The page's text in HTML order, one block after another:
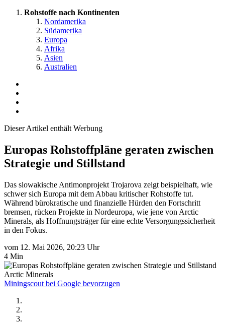
Rohstoffe nach Kontinenten
Nordamerika
Südamerika
Europa
Afrika
Asien
Australien
Dieser Artikel enthält Werbung
Europas Rohstoffpläne geraten zwischen
Strategie und Stillstand
Das slowakische Antimonprojekt Trojarova zeigt beispielhaft, wie
schwer sich Europa mit dem Abbau kritischer Rohstoffe tut.
Während bürokratische und finanzielle Hürden den Fortschritt
bremsen, rücken Projekte in Nordeuropa, wie jene von Arctic
Minerals, als Hoffnungsträger für eine echte Versorgungssicherheit
in den Fokus.
vom 12. Mai 2026, 20:23 Uhr
4 Min
Arctic Minerals
Miningscout bei Google bevorzugen